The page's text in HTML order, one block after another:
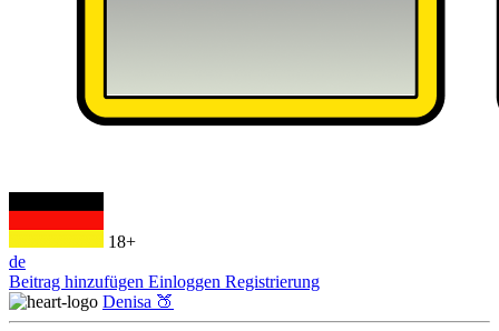
18+
de
Beitrag hinzufügen Einloggen Registrierung
Denisa 🍑